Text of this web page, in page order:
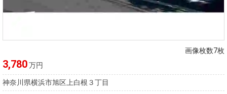
画像枚数7枚
3,780万円
神奈川県横浜市旭区上白根３丁目